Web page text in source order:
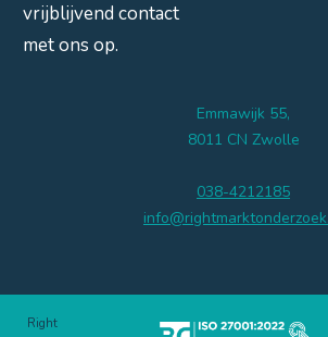
vrijblijvend contact
met ons op.
Emmawijk 55,
8011 CN Zwolle
038-4212185
Right